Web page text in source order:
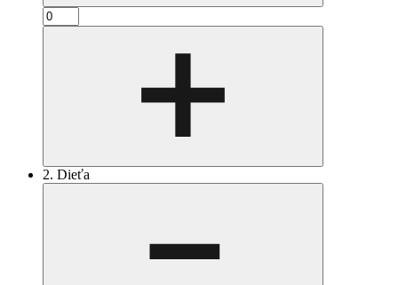
2. Dieťa